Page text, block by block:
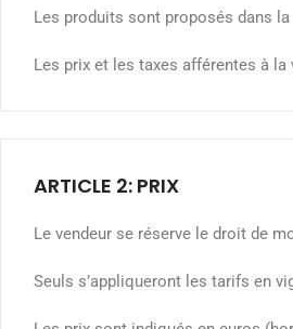
Les produits sont proposés dans
Les prix et les taxes afférentes à
ARTICLE 2: PRIX
Le vendeur se réserve le droit de
Seuls s’appliqueront les tarifs en